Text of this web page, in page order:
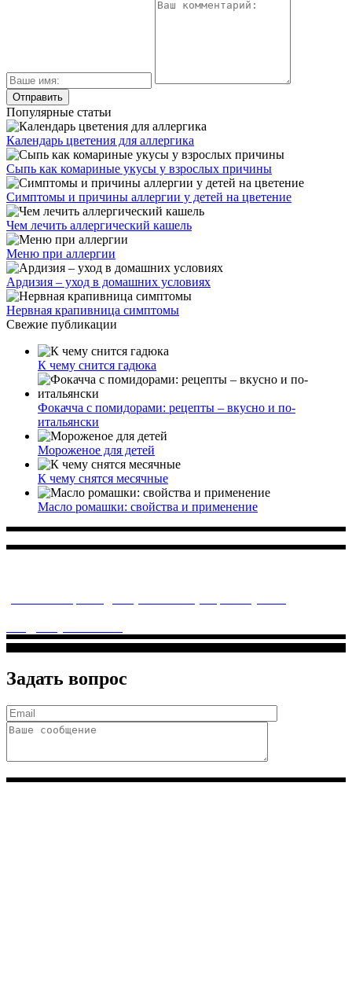
Популярные статьи
Календарь цветения для аллергика
Сыпь как комариные укусы у взрослых причины
Симптомы и причины аллергии у детей на цветение
Чем лечить аллергический кашель
Меню при аллергии
Ардизия – уход в домашних условиях
Нервная крапивница симптомы
Свежие публикации
К чему снится гадюка
Фокачча с помидорами: рецепты – вкусно и по-
итальянски
Мороженое для детей
К чему снятся месячные
Масло ромашки: свойства и применение
Задать вопрос